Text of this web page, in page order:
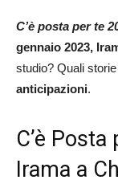
C’è posta per te
gennaio 2023,
studio? Quali
anticipazioni.
C’è
Irama a